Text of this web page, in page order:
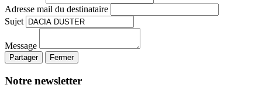
Adresse mail du destinataire
Sujet
Message
Partager Fermer
Notre newsletter